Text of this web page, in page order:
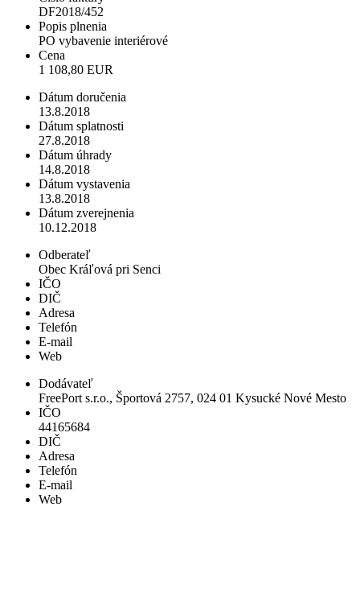
DF2018/452
Popis plnenia
PO vybavenie interiérové
Cena
1 108,80 EUR
Dátum doručenia
13.8.2018
Dátum splatnosti
27.8.2018
Dátum úhrady
14.8.2018
Dátum vystavenia
13.8.2018
Dátum zverejnenia
10.12.2018
Odberateľ
Obec Kráľová pri Senci
IČO
DIČ
Adresa
Telefón
E-mail
Web
Dodávateľ
FreePort s.r.o., Športová 2757, 024 01 Kysucké Nové Mesto
IČO
44165684
DIČ
Adresa
Telefón
E-mail
Web